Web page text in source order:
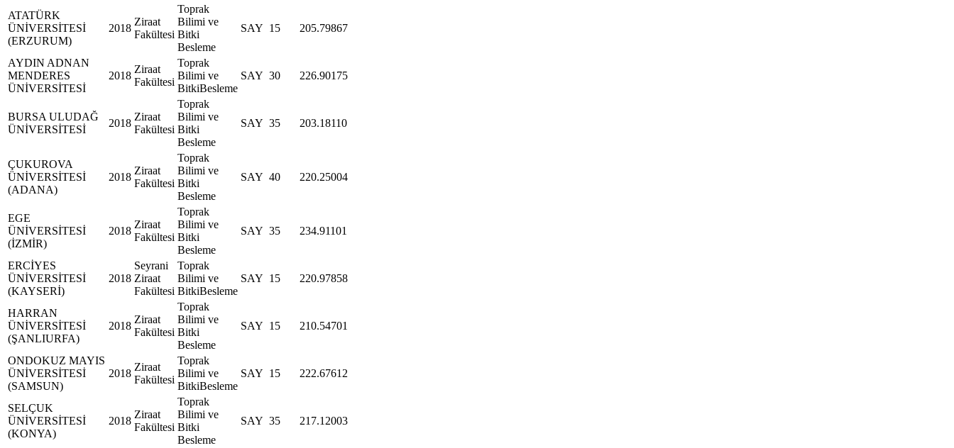
ATATÜRK
ÜNİVERSİTESİ
(ERZURUM)
2018
Ziraat
Fakültesi
Toprak
Bilimi ve
Bitki
Besleme
SAY 15 205.79867
AYDIN ADNAN
MENDERES
ÜNİVERSİTESİ
2018
Ziraat
Fakültesi
Toprak
Bilimi ve
BitkiBesleme
SAY 30 226.90175
BURSA ULUDAĞ
ÜNİVERSİTESİ
2018
Ziraat
Fakültesi
Toprak
Bilimi ve
Bitki
Besleme
SAY 35 203.18110
ÇUKUROVA
ÜNİVERSİTESİ
(ADANA)
2018
Ziraat
Fakültesi
Toprak
Bilimi ve
Bitki
Besleme
SAY 40 220.25004
EGE
ÜNİVERSİTESİ
(İZMİR)
2018
Ziraat
Fakültesi
Toprak
Bilimi ve
Bitki
Besleme
SAY 35 234.91101
ERCİYES
ÜNİVERSİTESİ
(KAYSERİ)
2018
Seyrani
Ziraat
Fakültesi
Toprak
Bilimi ve
BitkiBesleme
SAY 15 220.97858
HARRAN
ÜNİVERSİTESİ
(ŞANLIURFA)
2018
Ziraat
Fakültesi
Toprak
Bilimi ve
Bitki
Besleme
SAY 15 210.54701
ONDOKUZ MAYIS
ÜNİVERSİTESİ
(SAMSUN)
2018
Ziraat
Fakültesi
Toprak
Bilimi ve
BitkiBesleme
SAY 15 222.67612
SELÇUK
ÜNİVERSİTESİ
(KONYA)
2018
Ziraat
Fakültesi
Toprak
Bilimi ve
Bitki
Besleme
SAY 35 217.12003